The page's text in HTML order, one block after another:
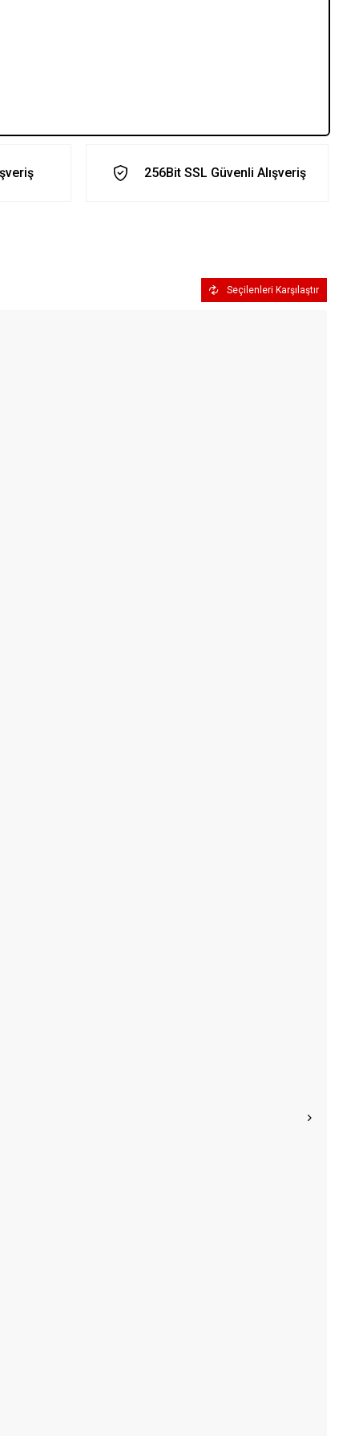
256Bit SSL Güvenli Alışveriş
Seçilenleri Karşılaştır